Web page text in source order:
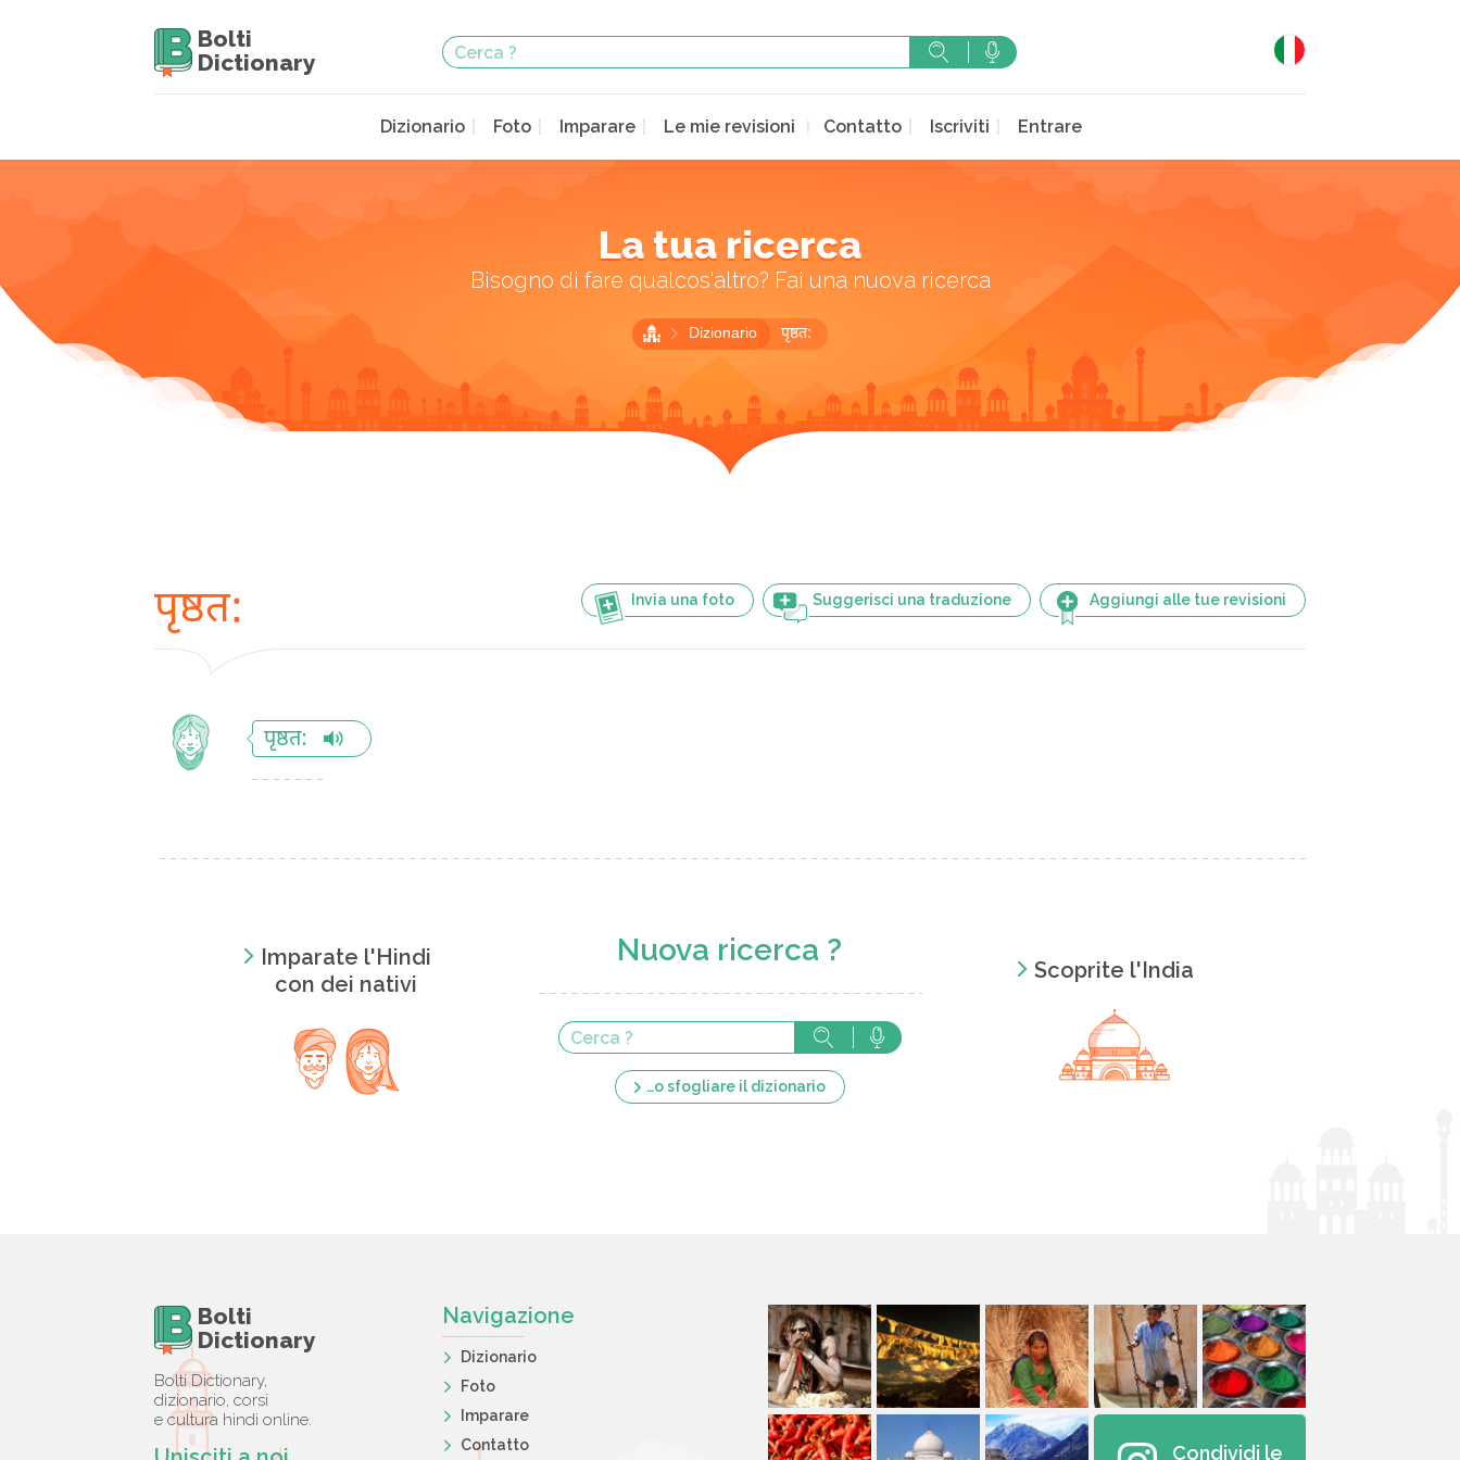
Bolti
Dictionary
Dizionario Foto Imparare Le mie revisioni Contatto Iscriviti Entrare
La tua ricerca
Bisogno di fare qualcos'altro? Fai una nuova ricerca
Dizionario पृष्ठत:
Invia una foto Suggerisci una traduzione Aggiungi alle tue revisioni
पृष्ठत:
पृष्ठत:
Imparate l'Hindi
con dei nativi
Nuova ricerca ?
…o sfogliare il dizionario
Scoprite l'India
Bolti
Dictionary
Bolti Dictionary,
dizionario, corsi
e cultura hindi online.
Navigazione
Dizionario
Foto
Imparare
Contatto
Condividi le